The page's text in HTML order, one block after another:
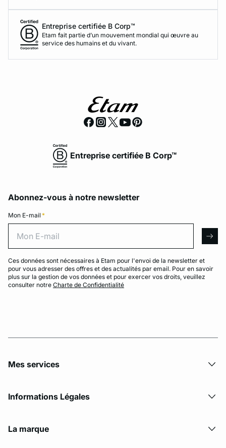
Entreprise certifiée B Corp™
Etam fait partie d’un mouvement mondial qui œuvre au
service des humains et du vivant.
Entreprise certifiée B Corp™
Abonnez-vous à notre newsletter
Mon E-mail *
Ces données sont nécessaires à Etam pour l'envoi de la newsletter et
pour vous adresser des offres et des actualités par email. Pour en savoir
plus sur la gestion de vos données et pour exercer vos droits, veuillez
consulter notre Charte de Confidentialité
Mes services
Informations Légales
La marque